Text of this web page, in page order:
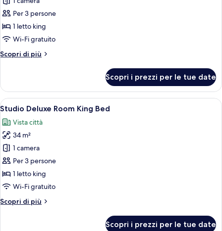
Studio
Standard
(Floor
4)
Per 3 persone
1 letto king
Wi-Fi gratuito
Scopri di più
Altri
Standard
(Floor
2-
Scopri i prezzi per le tue date
Apri
tutte
le
foto
per
Studio
Deluxe
Room
Bed
Una camera d'albergo moderna
22
Studio Deluxe Room King Bed
Vista città
34 m²
1 camera
Per 3 persone
1 letto king
Wi-Fi gratuito
Scopri di più
Altri
Scopri i prezzi per le tue date